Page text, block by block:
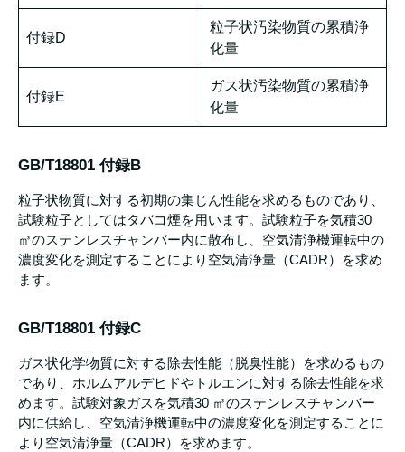
付録D
粒子状汚染物質の累積浄
化量
付録E
ガス状汚染物質の累積浄
化量
GB/T18801 付録B
粒子状物質に対する初期の集じん性能を求めるものであり、
試験粒子としてはタバコ煙を用います。試験粒子を気積30
㎥のステンレスチャンバー内に散布し、空気清浄機運転中の
濃度変化を測定することにより空気清浄量（CADR）を求め
ます。
GB/T18801 付録C
ガス状化学物質に対する除去性能（脱臭性能）を求めるもの
であり、ホルムアルデヒドやトルエンに対する除去性能を求
めます。試験対象ガスを気積30 ㎥のステンレスチャンバー
内に供給し、空気清浄機運転中の濃度変化を測定することに
より空気清浄量（CADR）を求めます。